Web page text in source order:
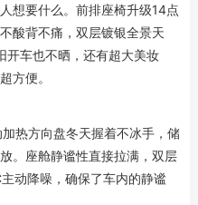
想要什么。前排座椅升级14点
酸背不痛，双层镀银全景天
开车也不晒，还有超大美妆
方便。
热方向盘冬天握着不冰手，储
。座舱静谧性直接拉满，双层
动降噪，确保了车内的静谧